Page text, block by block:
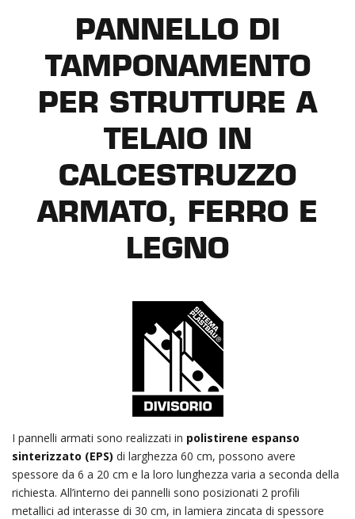
PANNELLO DI
TAMPONAMENTO
PER STRUTTURE A
TELAIO IN
CALCESTRUZZO
ARMATO, FERRO E
LEGNO
I pannelli armati sono realizzati in polistirene espanso
sinterizzato (EPS) di larghezza 60 cm, possono avere
spessore da 6 a 20 cm e la loro lunghezza varia a seconda della
richiesta. All’interno dei pannelli sono posizionati 2 profili
metallici ad interasse di 30 cm, in lamiera zincata di spessore